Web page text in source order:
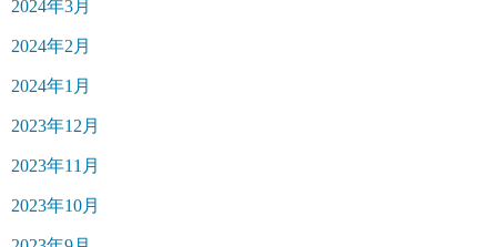
2024年3月
2024年2月
2024年1月
2023年12月
2023年11月
2023年10月